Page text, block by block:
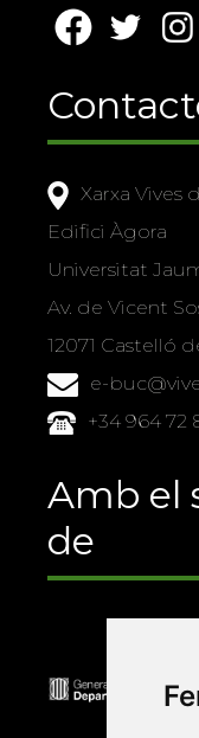
Xarxa Vives
Edifici Àgora
Universitat
Av. de Vicent
12071 Castelló
e-
+34 964 72
Amb el
de